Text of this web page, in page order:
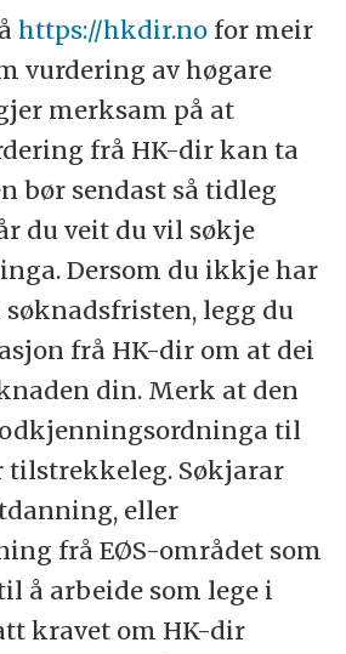
https://hkdir.no for meir
vurdering av høgare
merksam på at
frå HK-dir kan ta
bør sendast så tidleg
du veit du vil søkje
Dersom du ikkje har
legg du
frå HK-dir om at dei
din. Merk at den
til
tilstrekkeleg. Søkjarar
eller
frå EØS-området som
å arbeide som lege i
kravet om HK-dir